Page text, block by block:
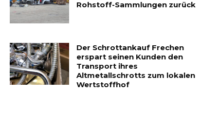
Rohstoff-Sammlungen zurück
Der Schrottankauf Frechen
erspart seinen Kunden den
Transport ihres
Altmetallschrotts zum lokalen
Wertstoffhof